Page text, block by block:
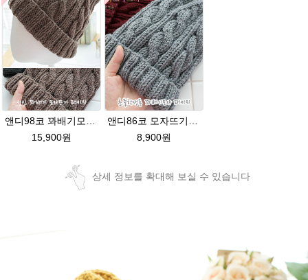
15,900원
8,900원
상세 정보를 확대해 보실 수 있습니다